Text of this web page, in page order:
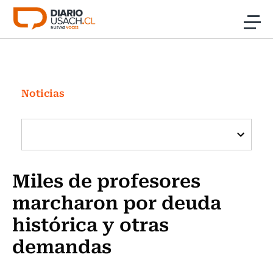
Click acá para ir directamente al contenido
Investigación
Cultura
Programas Radio y TV Usach
Noticias
Miles de profesores
marcharon por deuda
histórica y otras
demandas